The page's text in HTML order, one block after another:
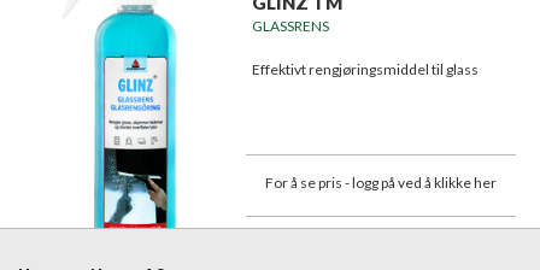
GLASSRENS
Effektivt rengjøringsmiddel til glass
For å se pris - logg på ved å klikke her